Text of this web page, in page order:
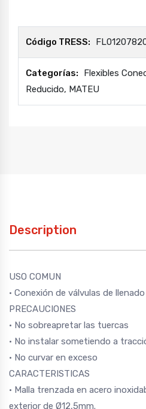
Código TRESS:
Categorías:
Flexibles
Reducido, MATEU
Description
USO COMUN
· Conexión de válvulas de
PRECAUCIONES
· No sobreapretar las tuercas
· No instalar sometiendo a
· No curvar en exceso
CARACTERISTICAS
· Malla trenzada en acero
exterior de Ø12,5mm.